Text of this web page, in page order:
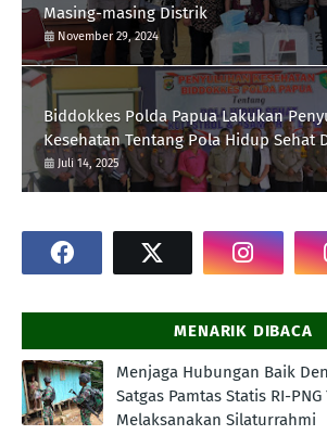
Masing-masing Distrik
November 29, 2024
Biddokkes Polda Papua Lakukan
Kesehatan Tentang Pola Hidup Sehat
Juli 14, 2025
MENARIK DIBACA
Menjaga Hubungan Baik
Satgas Pamtas Statis RI-
Melaksanakan Silaturrahmi